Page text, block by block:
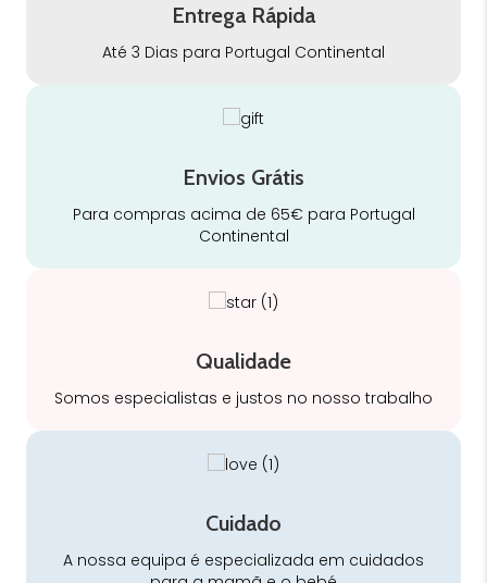
Entrega Rápida
Até 3 Dias para Portugal Continental
Envios Grátis
Para compras acima de 65€ para Portugal
Continental
Qualidade
Somos especialistas e justos no nosso trabalho
Cuidado
A nossa equipa é especializada em cuidados